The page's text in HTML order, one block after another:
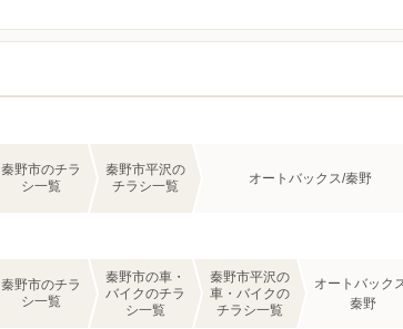
秦野市のチラ
シ一覧
秦野市平沢の
チラシ一覧
オートバックス/秦野
秦野市のチラ
シ一覧
秦野市の車・
バイクのチラ
シ一覧
秦野市平沢の
車・バイクの
チラシ一覧
オートバック
秦野